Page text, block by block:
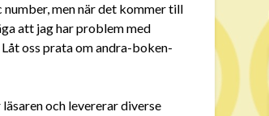
men när det kommer till
att jag har problem med
oss prata om andra-boken-
och levererar diverse